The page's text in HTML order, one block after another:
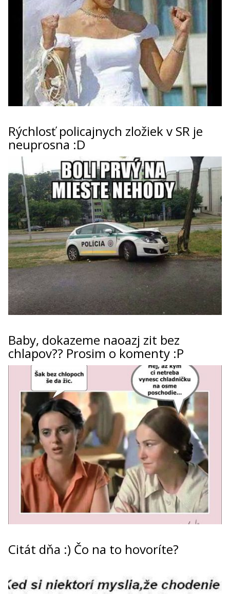
Rýchlosť policajnych zložiek v SR je
neuprosna :D
Baby, dokazeme naoazj zit bez
chlapov?? Prosim o komenty :P
Citát dňa :) Čo na to hovoríte?